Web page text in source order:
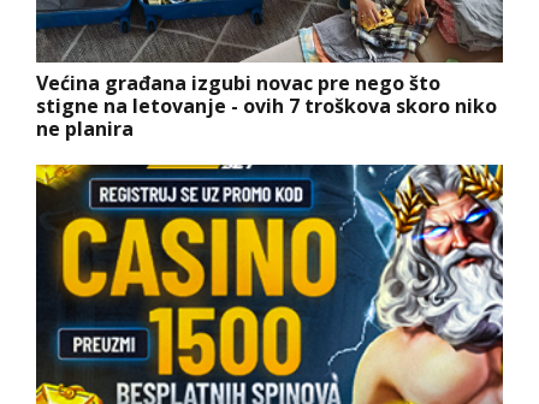
Većina građana izgubi novac pre nego što
stigne na letovanje - ovih 7 troškova skoro niko
ne planira